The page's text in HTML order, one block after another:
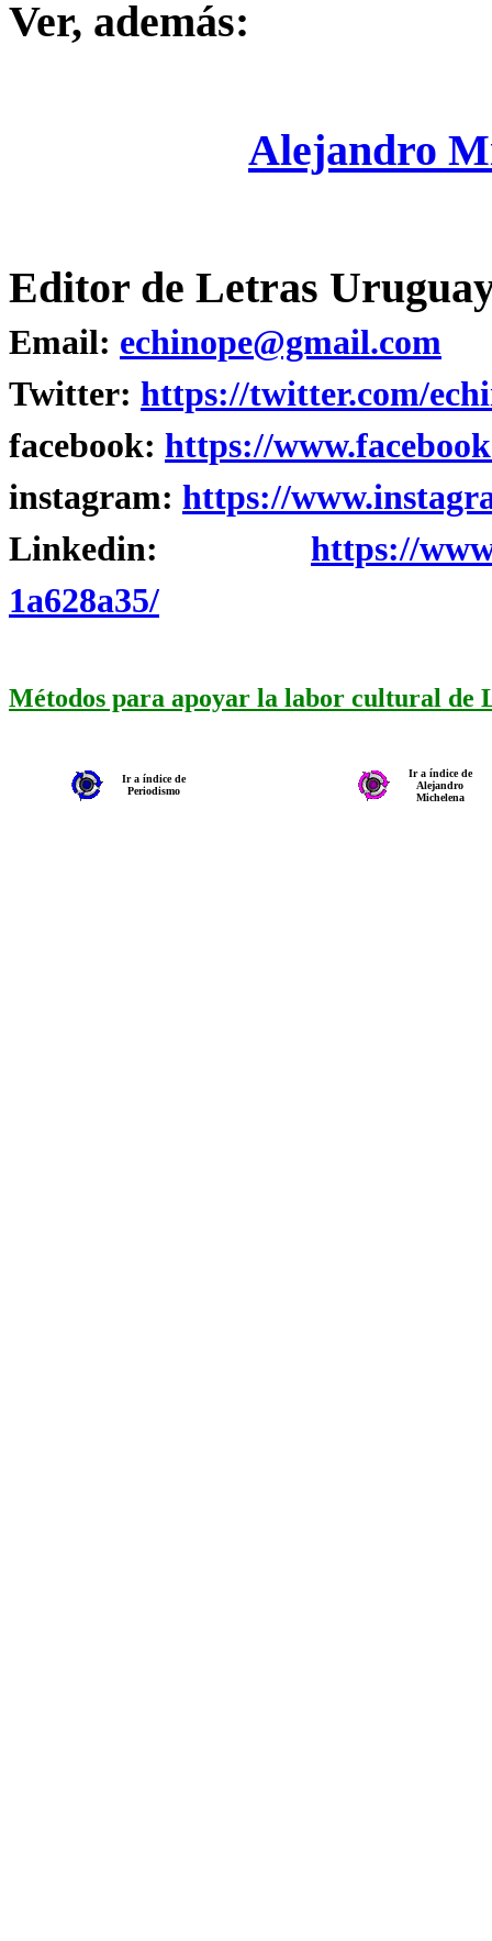
Ver, además:
Alejandro
Editor de Letras
Email: echinope@gmail.com
Twitter: https://twitter.com/
facebook: https://
instagram: https://
Linkedin: https://
1a628a35/
Métodos para apoyar la labor cultural de
Ir a índice de
Periodismo
Ir a índice de
Alejandro
Michelena